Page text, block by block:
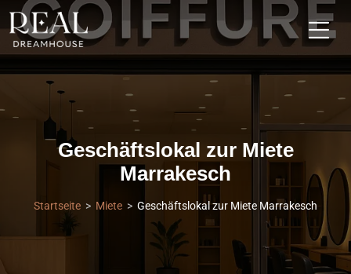
Geschäftslokal zur Miete
Marrakesch
Startseite Miete Geschäftslokal zur Miete Marrakesch